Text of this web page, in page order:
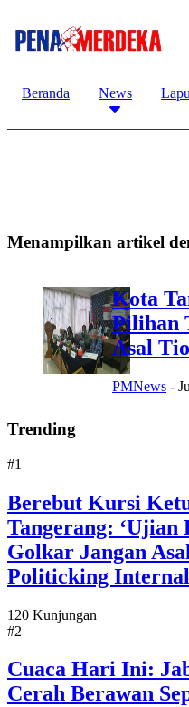
Beranda News
Menampilkan artikel
Kota
Pilihan
Asal
PMNews -
Trending
#1
Berebut Kursi
Tangerang: ‘Ujian
Golkar Jangan
Politicking
120 Kunjungan
#2
Cuaca Hari Ini:
Cerah Berawan